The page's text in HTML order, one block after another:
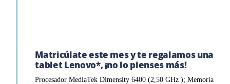
Matricúlate este mes y te regalamos una
tablet Lenovo*, ¡no lo pienses más!
Procesador MediaTek Dimensity 6400 (2,50 GHz ); Memoria